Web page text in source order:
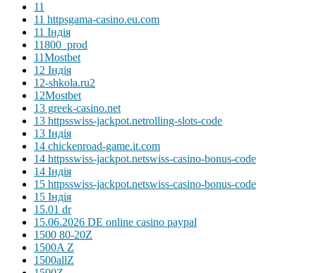
11
11 httpsgama-casino.eu.com
11 Індія
11800_prod
11Mostbet
12 Індія
12-shkola.ru2
12Mostbet
13 greek-casino.net
13 httpsswiss-jackpot.netrolling-slots-code
13 Індія
14 chickenroad-game.it.com
14 httpsswiss-jackpot.netswiss-casino-bonus-code
14 Індія
15 httpsswiss-jackpot.netswiss-casino-bonus-code
15 Індія
15.01 dr
15.06.2026 DE online casino paypal
1500 80-20Z
1500A Z
1500allZ